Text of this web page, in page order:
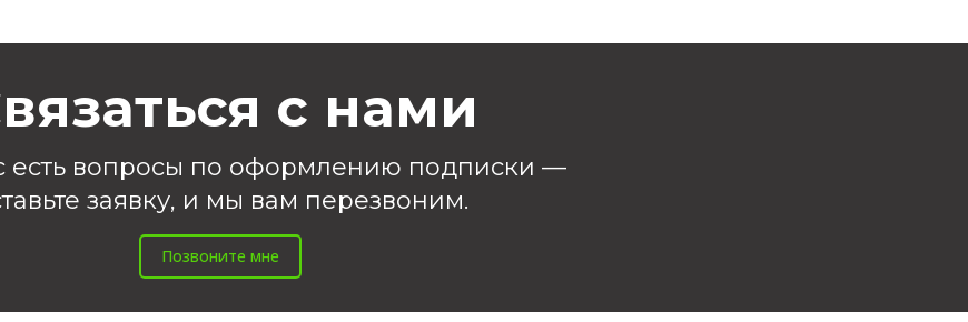
с нами
есть вопросы по оформлению подписки —
заявку, и мы вам перезвоним.
Позвоните мне